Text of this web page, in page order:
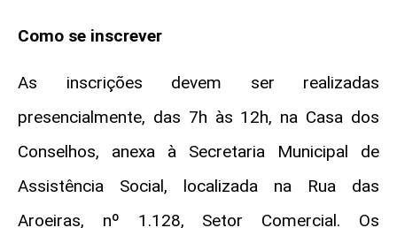
Como se inscrever
As inscrições devem ser realizadas
presencialmente, das 7h às 12h, na Casa dos
Conselhos, anexa à Secretaria Municipal de
Assistência Social, localizada na Rua das
Aroeiras, nº 1.128, Setor Comercial. Os